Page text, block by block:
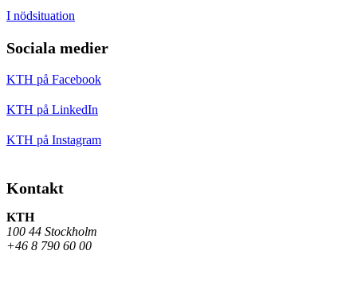
I nödsituation
Sociala medier
KTH på Facebook
KTH på LinkedIn
KTH på Instagram
Kontakt
KTH
100 44 Stockholm
+46 8 790 60 00